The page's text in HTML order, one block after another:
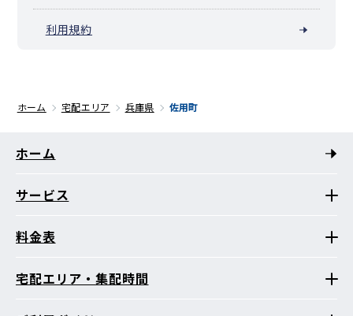
利用規約
ホーム 宅配エリア 兵庫県 佐用町
ホーム
サービス
料金表
宅配エリア・集配時間